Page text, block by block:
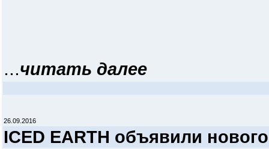
...читать далее
26.09.2016
ICED EARTH объявили